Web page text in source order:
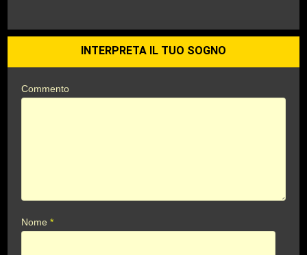
INTERPRETA IL TUO SOGNO
Commento
Nome*